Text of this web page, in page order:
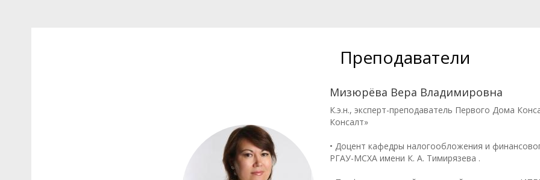
Преподаватели
Мизюрёва Вера Владимировна
К.э.н., эксперт-преподаватель Первого Дома
Консалт»
• Доцент кафедры налогообложения и
РГАУ-МСХА имени К. А. Тимирязева .